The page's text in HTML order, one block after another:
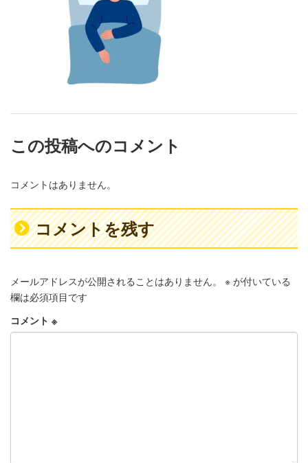
この投稿へのコメント
コメントはありません。
コメントを残す
メールアドレスが公開されることはありません。 ※ が付いている
欄は必須項目です
コメント ※